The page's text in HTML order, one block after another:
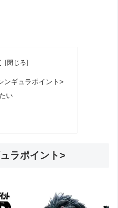
ンギュラポイント>
い
ラポイント>